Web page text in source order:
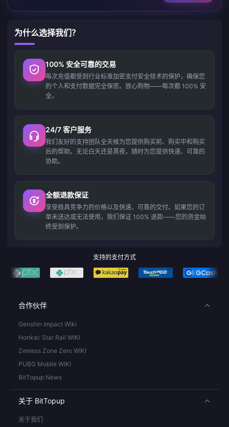
为什么选择我们？
100% 安全可靠的交易
每次充值都受到行业标准加密支付安全技术的保护，确保您
的个人和支付数据完全保密。放心购物——每次都 100% 安
全。
24/7 客户服务
我们友好的支持团队全天候为您提供购买前、购买中和购买
后的帮助。无论白天还是黑夜，随时为您提供快速、可靠的
协助。
全额退款保证
享受极具竞争力的价格以及快速、可靠的交付。如果您的订
单未送达或无法使用，我们保证 100% 退款——您的资金始
终受到保护。
支持的支付方式
合作伙伴
Genshin Impact Wiki
Honkai: Star Rail WIKI
Zenless Zone Zero WIKI
PUBG Mobile WIKI
BitTopup News
关于 BitTopup
关于我们